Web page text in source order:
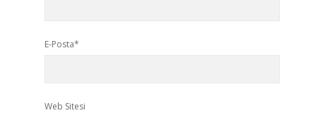
E-Posta*
Web Sitesi